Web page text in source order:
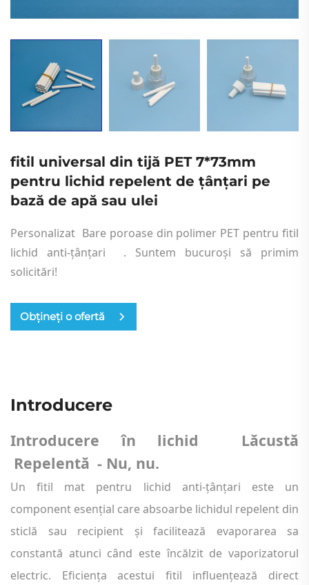
fitil universal din tijă PET 7*73mm
pentru lichid repelent de țânțari pe
bază de apă sau ulei
Personalizat Bare poroase din polimer PET pentru fitil
lichid anti-țânțari
. Suntem bucuroși să primim
solicitări!
Obțineți o ofertă
Introducere
Introducere în lichid
Lăcustă
Repelentă - Nu, nu.
Un fitil mat pentru lichid anti-țânțari este un
component esențial care absoarbe lichidul repelent din
sticlă sau recipient și facilitează evaporarea sa
constantă atunci când este încălzit de vaporizatorul
electric. Eficiența acestui fitil influențează direct